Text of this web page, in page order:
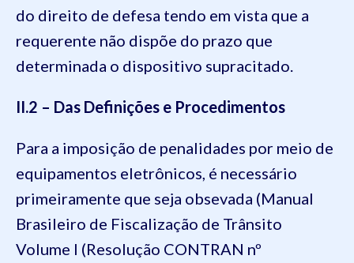
do direito de defesa tendo em vista que a
requerente não dispõe do prazo que
determinada o dispositivo supracitado.
II.2 – Das Definições e Procedimentos
Para a imposição de penalidades por meio de
equipamentos eletrônicos, é necessário
primeiramente que seja obsevada (Manual
Brasileiro de Fiscalização de Trânsito
Volume I (Resolução CONTRAN nº